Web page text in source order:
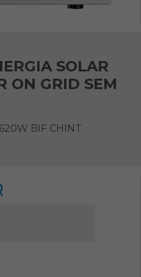
SOLAR
ON GRID SEM
BIF CHINT